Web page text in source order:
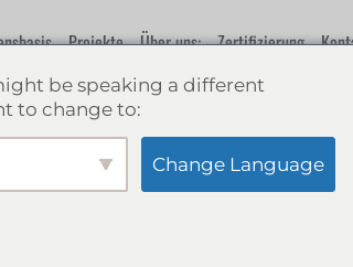
Projekte Über uns: Zertifizierung
be speaking a different
to change to:
Change Language